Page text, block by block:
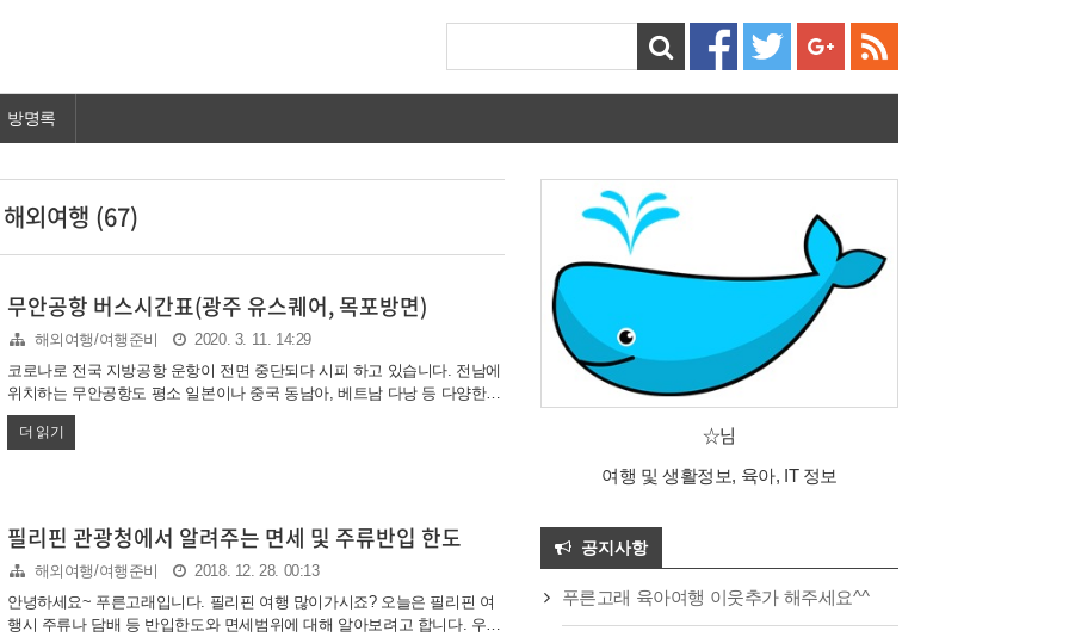
방명록
해외여행 (67)
무안공항 버스시간표(광주 유스퀘어, 목포방면)
해외여행/여행준비
2020. 3. 11. 14:29
코로나로 전국 지방공항 운항이 전면 중단되다 시피 하고 있습니다. 전남에
위치하는 무안공항도 평소 일본이나 중국 동남아, 베트남 다낭 등 다양한
노선이 운영되고 있었는데요. 일본 불매운동부터 시작해서 큰 어려움을 겪
고 있다고 합니다. 참고로 무안공항에서 국내선은 제주도만 운영되고 있습
편리합니다. 왜냐면 아직 주차비 없이 주차가 가능하기 때문입니다. 그런데
자가용 이용이 어려우신 분들은 버스를 타야하는데요. 광주 유스퀘어에서
무안공항으로 가는 직행버스가 운영되고 있습니다. 그리고 무안공항에 새
벽에 ..
더 읽기
필리핀 관광청에서 알려주는 면세 및 주류반입 한도
해외여행/여행준비
2018. 12. 28. 00:13
안녕하세요~ 푸른고래입니다. 필리핀 여행 많이가시죠? 오늘은 필리핀 여
행시 주류나 담배 등 반입한도와 면세범위에 대해 알아보려고 합니다. 우리
☆님
여행 및 생활정보, 육아, IT 정보
공지사항
푸른고래 육아여행 이웃추가 해주세요^^